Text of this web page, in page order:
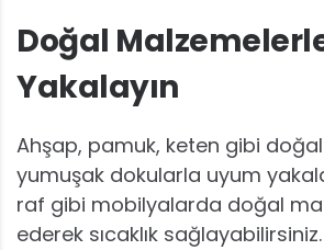
Doğal
Yakalayın
Ahşap, pamuk, keten gibi
yumuşak dokularla uyum
raf gibi mobilyalarda doğal
ederek sıcaklık sağlayabilirsiniz.